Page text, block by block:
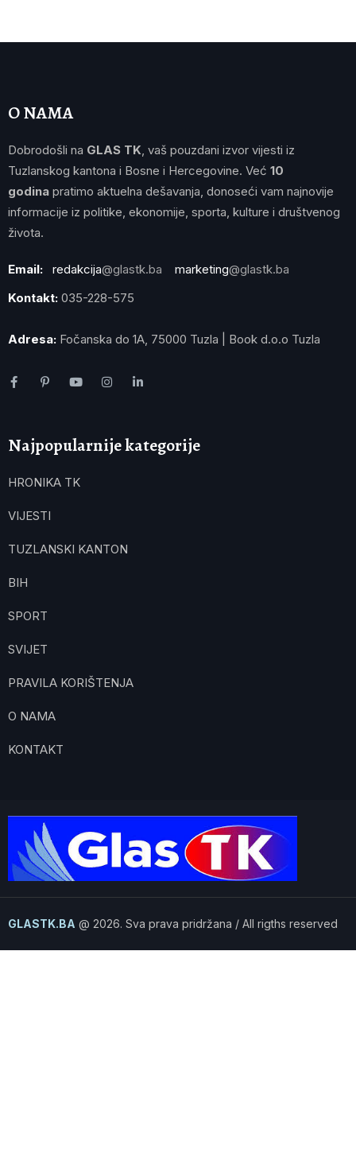
O NAMA
Dobrodošli na GLAS TK , vaš pouzdani izvor vijesti iz
Tuzlanskog kantona i Bosne i Hercegovine. Već 10
godina pratimo aktuelna dešavanja, donoseći vam najnovije
informacije iz politike, ekonomije, sporta, kulture i društvenog
života.
Email: redakcija@glastk.ba marketing@glastk.ba
Kontakt: 035-228-575
Adresa: Fočanska do 1A, 75000 Tuzla | Book d.o.o Tuzla
Najpopularnije kategorije
HRONIKA TK
VIJESTI
TUZLANSKI KANTON
BIH
SPORT
SVIJET
PRAVILA KORIŠTENJA
O NAMA
KONTAKT
GLASTK.BA @ 2026. Sva prava pridržana / All rigths reserved